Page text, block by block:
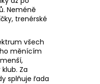
Neméně
trenérské
všech
měnícím
Za
splňuje řada